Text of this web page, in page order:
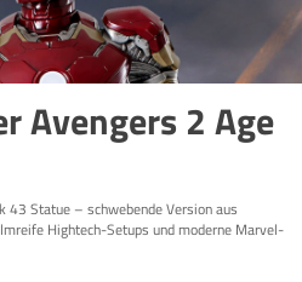
Avengers 2 Age
Statue – schwebende Version aus
Hightech-Setups und moderne Marvel-